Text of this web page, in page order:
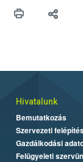
Hivatalunk
Bemutatkozás
Szervezeti
Gazdálkodási
Felügyeleti